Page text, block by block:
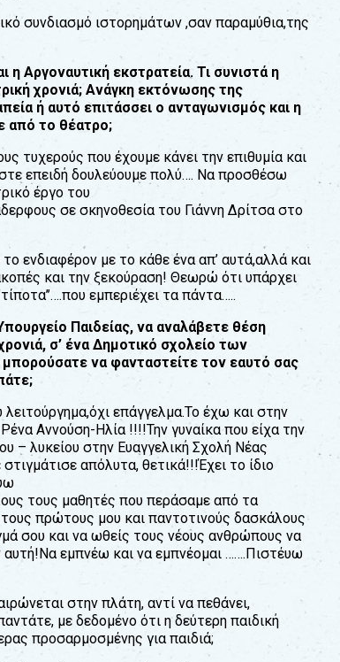
συνδιασµό ιστορηµάτων ,σαν παραµύθια,της
Αργοναυτική εκστρατεία. Τι συνιστά η
χρονιά; Ανάγκη εκτόνωσης της
ή αυτό επιτάσσει ο ανταγωνισµός και η
από το θέατρο;
τυχερούς που έχουµε κάνει την επιθυµία και
επειδή δουλεύουµε πολύ…. Να προσθέσω
έργο του
σε σκηνοθεσία του Γιάννη Δρίτσα στο
ενδιαφέρον µε το κάθε ένα απ’ αυτά,αλλά και
και την ξεκούραση! Θεωρώ ότι υπάρχει
εµπεριέχει τα πάντα…..
Παιδείας, να αναλάβετε θέση
σ’ ένα Δηµοτικό σχολείο των
να φανταστείτε τον εαυτό σας
επάγγελµα.Το έχω και στην
Αννούση-Ηλία !!!!Την γυναίκα που είχα την
– λυκείου στην Ευαγγελική Σχολή Νέας
απόλυτα, θετικά!!!Έχει το ίδιο
τους µαθητές που περάσαµε από τα
πρώτους µου και παντοτινούς δασκάλους
σου και να ωθείς τους νέους ανθρώπους να
εµπνέω και να εµπνέοµαι …….Πιστέυω
στην πλάτη, αντί να πεθάνει,
µε δεδοµένο ότι η δεύτερη παιδική
προσαρµοσµένης για παιδιά;